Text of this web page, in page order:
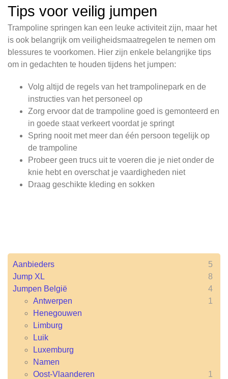
Aanbieders
5
Jump XL
8
Jumpen België
4
Antwerpen
1
Henegouwen
Limburg
Luik
Luxemburg
Namen
Oost-Vlaanderen
1
Tips voor veilig jumpen
Trampoline springen kan een leuke activiteit zijn, maar het
is ook belangrijk om veiligheidsmaatregelen te nemen om
blessures te voorkomen. Hier zijn enkele belangrijke tips
om in gedachten te houden tijdens het jumpen:
Volg altijd de regels van het trampolinepark en de
instructies van het personeel op
Zorg ervoor dat de trampoline goed is gemonteerd en
in goede staat verkeert voordat je springt
Spring nooit met meer dan één persoon tegelijk op
de trampoline
Probeer geen trucs uit te voeren die je niet onder de
knie hebt en overschat je vaardigheden niet
Draag geschikte kleding en sokken